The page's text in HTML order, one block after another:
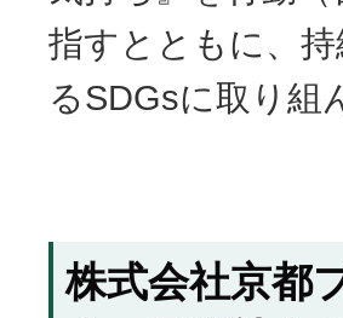
指すとともに、
るSDGsに取り組
株式会社京都